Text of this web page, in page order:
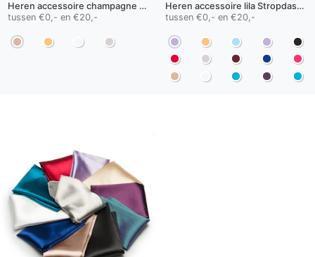
Heren accessoire champagne
tussen €0,- en €20,-
Heren accessoire lilaStropdassen
tussen €0,- en €20,-